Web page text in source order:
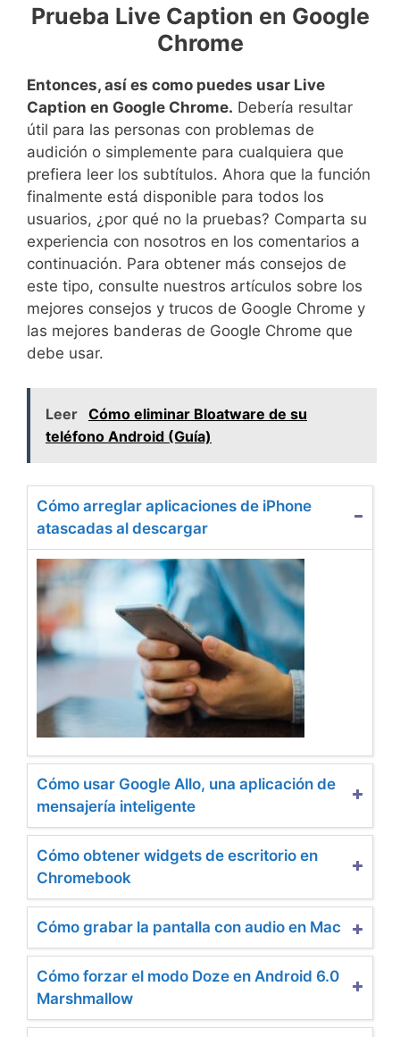
Prueba Live Caption en Google
Chrome
Entonces, así es como puedes usar Live
Caption en Google Chrome. Debería resultar
útil para las personas con problemas de
audición o simplemente para cualquiera que
prefiera leer los subtítulos. Ahora que la función
finalmente está disponible para todos los
usuarios, ¿por qué no la pruebas? Comparta su
experiencia con nosotros en los comentarios a
continuación. Para obtener más consejos de
este tipo, consulte nuestros artículos sobre los
mejores consejos y trucos de Google Chrome y
las mejores banderas de Google Chrome que
debe usar.
Leer Cómo eliminar Bloatware de su
teléfono Android (Guía)
Cómo arreglar aplicaciones de iPhone
atascadas al descargar
Cómo usar Google Allo, una aplicación de
mensajería inteligente
Cómo obtener widgets de escritorio en
Chromebook
Cómo grabar la pantalla con audio en Mac
Cómo forzar el modo Doze en Android 6.0
Marshmallow